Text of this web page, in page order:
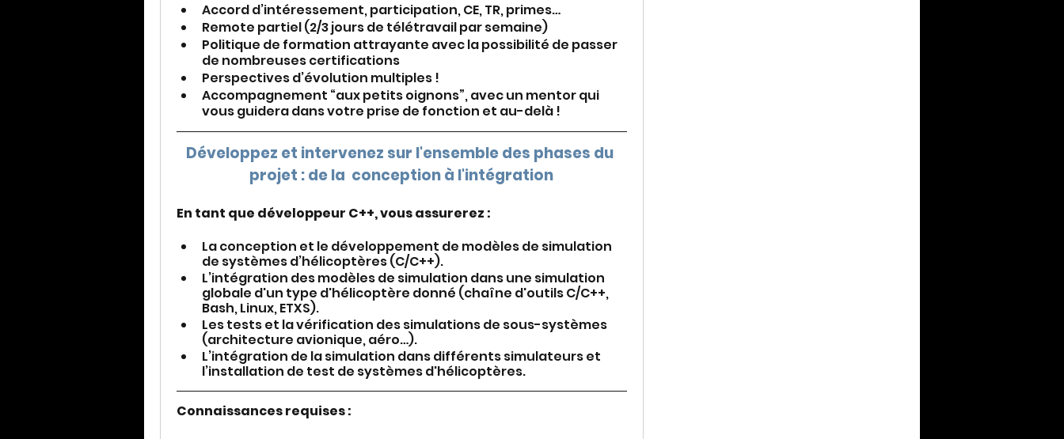
Accord d’intéressement, participation, CE, TR, primes…
Remote partiel (2/3 jours de télétravail par semaine)
Politique de formation attrayante avec la possibilité de passer
de nombreuses certifications
Perspectives d’évolution multiples !
Accompagnement “aux petits oignons”, avec un mentor qui
vous guidera dans votre prise de fonction et au-delà !
Développez et intervenez sur l'ensemble des phases du
projet : de la  conception à l'intégration
En tant que développeur C++, vous assurerez :
La conception et le développement de modèles de simulation
de systèmes d’hélicoptères (C/C++).
L’intégration des modèles de simulation dans une simulation
globale d'un type d'hélicoptère donné (chaîne d'outils C/C++,
Bash, Linux, ETXS).
Les tests et la vérification des simulations de sous-systèmes
(architecture avionique, aéro…).
L’intégration de la simulation dans différents simulateurs et
l’installation de test de systèmes d'hélicoptères.
Connaissances requises :